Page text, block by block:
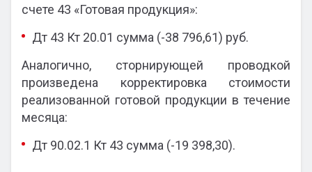
счете 43 «Готовая продукция»:
Дт 43 Кт 20.01 сумма (-38 796,61) руб.
Аналогично, сторнирующей проводкой
произведена корректировка стоимости
реализованной готовой продукции в течение
месяца:
Дт 90.02.1 Кт 43 сумма (-19 398,30).